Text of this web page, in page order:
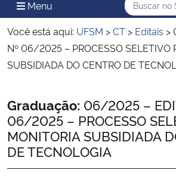
Ministério das Relações Exteriores
Ministério da Economia
Ministério da Agricultura, Pecuária e
Ministério da Educação
Menu Menu Principal do Sítio
Busca
Busca:
Você está aqui: UFSM >CT > Editais >
Nº 06/2025 – PROCESSO SELETIVO
SUBSIDIADA DO CENTRO DE
Início do conteúdo
Graduação: 06/2025 –
06/2025 – PROCESSO
MONITORIA SUBSIDIADA
DE TECNOLOGIA